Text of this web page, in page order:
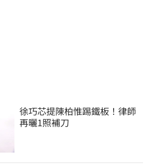
徐巧芯提陳柏惟踢鐵板！律師
再曬1照補刀